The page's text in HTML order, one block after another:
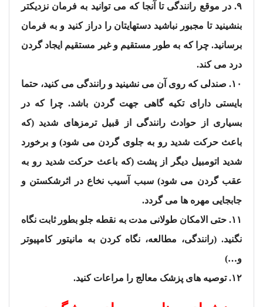
۹. در موقع رانندگی تا آنجا که می توانید به فرمان نزدیکتر
بنشینید تا مجبور نباشید دستهایتان را دراز کنید و به فرمان
برسانید. چرا که به طور مستقیم و غیر مستقیم ایجاد گردن
درد می کند.
۱۰. صندلی که روی آن می نشینید و رانندگی می کنید، حتما
بایستی دارای تکیه گاهی جهت گردن باشد. چرا که در
بسیاری از حوادث رانندگی از قبیل ترمزهای شدید (که
باعث حرکت شدید رو به جلوی گردن می شود) و برخورد
شدید اتومبیل دیگر از پشت (که باعث حرکت شدید رو به
عقب گردن می شود) سبب آسیب نخاع در اثرشکستن و
جابجایی مهره ها می گردد.
۱۱. حتی الامکان طولانی مدت به نقطه جلو بطور ثابت نگاه
نگنید. (رانندگی، مطالعه، نگاه کردن به مانیتور کامپیوتر
و…)
۱۲. توصیه های پزشک معالج را مراعات کنید.